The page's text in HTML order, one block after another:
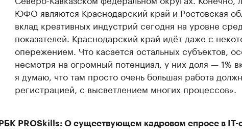
ЮФО являются Краснодарский край и Ростовская
вклад креативных индустрий сегодня на уровне
показателей. Краснодарский край идёт даже с
опережением. Что касается остальных субъектов,
несмотря на огромный потенциал, у них доля — 1%
я думаю, что там просто очень большая работа
регистрацией, с высветлением многих процессов».
РБК PROSkills: О существующем кадровом спросе в IT-